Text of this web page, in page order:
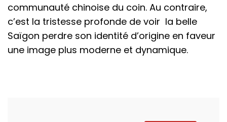
communauté chinoise du coin. Au contraire,
c’est la tristesse profonde de voir la belle
Saïgon perdre son identité d’origine en faveur
une image plus moderne et dynamique.